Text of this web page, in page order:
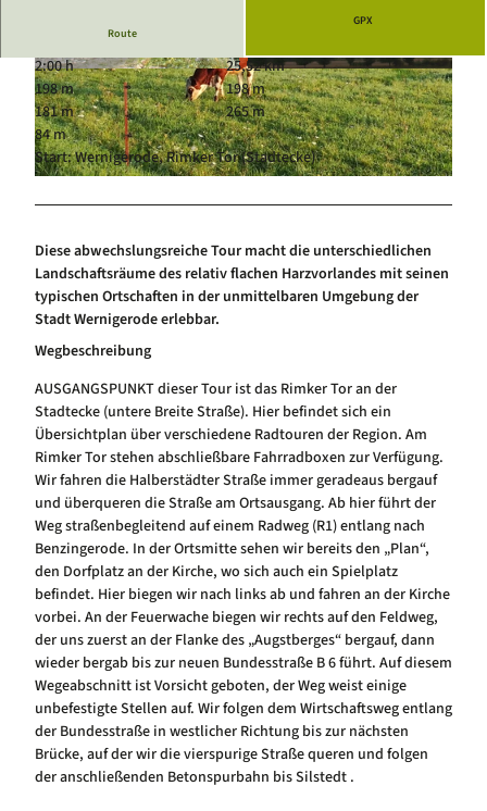
Hundeglück in Schierke
© Wernigerode Tourismus GmbH © Wernigerode Tourismus GmbH
Route
GPX
2:00 h
25,52 km
198 m
198 m
181 m
265 m
84 m
Start: Wernigerode, Rimker Tor (Stadtecke)
Diese abwechslungsreiche Tour macht die unterschiedlichen
Landschaftsräume des relativ flachen Harzvorlandes mit seinen
typischen Ortschaften in der unmittelbaren Umgebung der
Stadt Wernigerode erlebbar.
Wegbeschreibung
AUSGANGSPUNKT dieser Tour ist das Rimker Tor an der
Stadtecke (untere Breite Straße). Hier befindet sich ein
Übersichtplan über verschiedene Radtouren der Region. Am
Rimker Tor stehen abschließbare Fahrradboxen zur Verfügung.
Wir fahren die Halberstädter Straße immer geradeaus bergauf
und überqueren die Straße am Ortsausgang. Ab hier führt der
Weg straßenbegleitend auf einem Radweg (R1) entlang nach
Benzingerode. In der Ortsmitte sehen wir bereits den „Plan“,
den Dorfplatz an der Kirche, wo sich auch ein Spielplatz
befindet. Hier biegen wir nach links ab und fahren an der Kirche
vorbei. An der Feuerwache biegen wir rechts auf den Feldweg,
der uns zuerst an der Flanke des „Augstberges“ bergauf, dann
wieder bergab bis zur neuen Bundesstraße B 6 führt. Auf diesem
Wegeabschnitt ist Vorsicht geboten, der Weg weist einige
unbefestigte Stellen auf. Wir folgen dem Wirtschaftsweg entlang
der Bundesstraße in westlicher Richtung bis zur nächsten
Brücke, auf der wir die vierspurige Straße queren und folgen
der anschließenden Betonspurbahn bis Silstedt .